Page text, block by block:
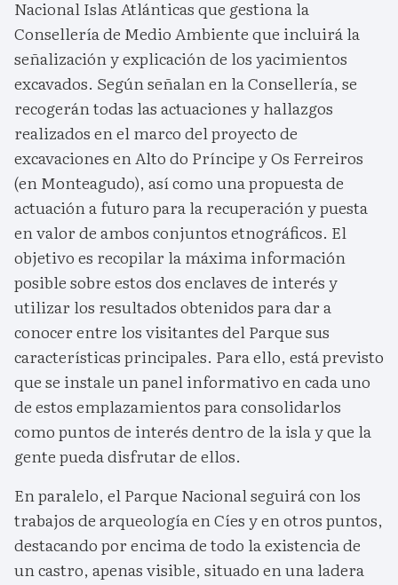
Nacional Islas Atlánticas que gestiona la
Consellería de Medio Ambiente que incluirá la
señalización y explicación de los yacimientos
excavados. Según señalan en la Consellería, se
recogerán todas las actuaciones y hallazgos
realizados en el marco del proyecto de
excavaciones en Alto do Príncipe y Os Ferreiros
(en Monteagudo), así como una propuesta de
actuación a futuro para la recuperación y puesta
en valor de ambos conjuntos etnográficos. El
objetivo es recopilar la máxima información
posible sobre estos dos enclaves de interés y
utilizar los resultados obtenidos para dar a
conocer entre los visitantes del Parque sus
características principales. Para ello, está previsto
que se instale un panel informativo en cada uno
de estos emplazamientos para consolidarlos
como puntos de interés dentro de la isla y que la
gente pueda disfrutar de ellos.
En paralelo, el Parque Nacional seguirá con los
trabajos de arqueología en Cíes y en otros puntos,
destacando por encima de todo la existencia de
un castro, apenas visible, situado en una ladera